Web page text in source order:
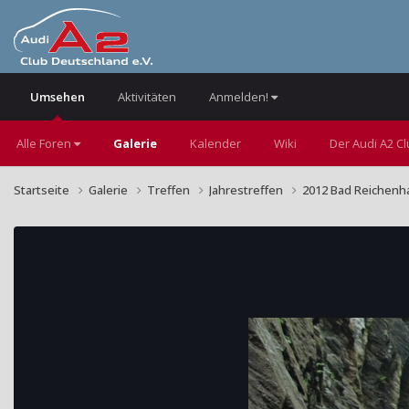
Umsehen
Alle Foren Galerie Kalender Wiki Der Audi A2
Aktivitäten Anmelden!
Startseite Galerie Treffen Jahrestreffen 2012 Bad